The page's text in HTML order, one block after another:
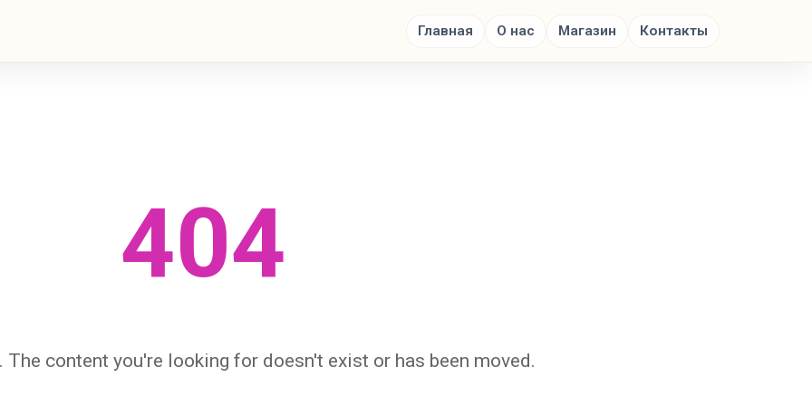
Главная О нас Магазин Контакты
404
The content you're looking for doesn't exist or has been moved.